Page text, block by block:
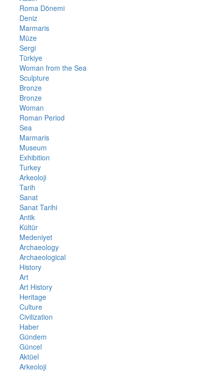
Roma Dönemi
Deniz
Marmaris
Müze
Sergi
Türkiye
Woman from the Sea
Sculpture
Bronze
Bronze
Woman
Roman Period
Sea
Marmaris
Museum
Exhibition
Turkey
Arkeoloji
Tarih
Sanat
Sanat Tarihi
Antik
Kültür
Medeniyet
Archaeology
Archaeological
History
Art
Art History
Heritage
Culture
Civilization
Haber
Gündem
Güncel
Aktüel
Arkeoloji